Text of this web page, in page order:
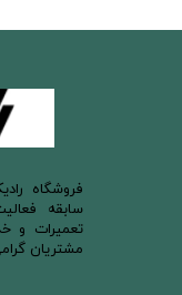
سابقه
مشتریان